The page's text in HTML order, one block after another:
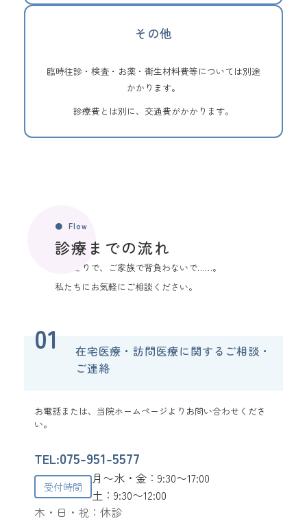
その他
臨時往診・検査・お薬・衛生材料費等については別途
かかります。
診療費とは別に、交通費がかかります。
Flow
診療までの流れ
おひとりで、ご家族で背負わないで……。
私たちにお気軽にご相談ください。
01
在宅医療・訪問医療に関するご相談・
ご連絡
お電話または、当院ホームページよりお問い合わせくださ
い。
TEL:075-951-5577
受付時間
月〜水・金：9:30〜17:00
土：9:30〜12:00
木・日・祝：休診